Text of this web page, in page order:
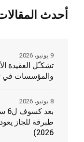
أحدث
تشكـّل العقيدة
والمؤسسات في
9 يونيو، 2026
2026)
8 يونيو، 2026